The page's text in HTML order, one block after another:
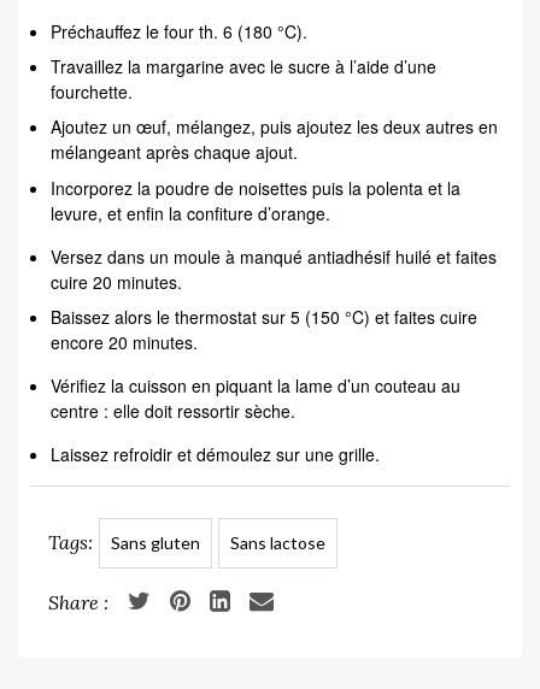
Préchauffez le four th. 6 (180 °C).
Travaillez la margarine avec le sucre à l’aide d’une
fourchette.
Ajoutez un œuf, mélangez, puis ajoutez les deux autres en
mélangeant après chaque ajout.
Incorporez la poudre de noisettes puis la polenta et la
levure, et enfin la confiture d’orange.
Versez dans un moule à manqué antiadhésif huilé et faites
cuire 20 minutes.
Baissez alors le thermostat sur 5 (150 °C) et faites cuire
encore 20 minutes.
Vérifiez la cuisson en piquant la lame d’un couteau au
centre : elle doit ressortir sèche.
Laissez refroidir et démoulez sur une grille.
Tags: Sans gluten Sans lactose